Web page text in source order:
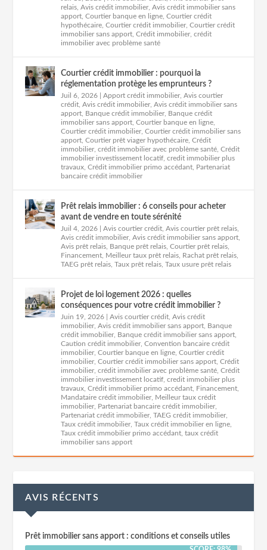
relais ,Avis crédit immobilier ,Avis crédit immobilier sans
apport ,Courtier banque en ligne ,Courtier crédit
hypothécaire ,Courtier crédit immobilier ,Courtier crédit
immobilier sans apport ,Crédit immobilier ,crédit
immobilier avec problème santé
Courtier crédit immobilier : pourquoi la
réglementation protège les emprunteurs ?
Juil 6, 2026 |Apport crédit immobilier ,Avis courtier
crédit ,Avis crédit immobilier ,Avis crédit immobilier sans
apport Banque crédit immobilier Banque crédit
immobilier sans apport ,Courtier banque en ligne
Courtier crédit immobilier ,Courtier crédit immobilier sans
apport ,Courtier prêt viager hypothécaire ,Crédit
immobilier ,crédit immobilier avec problème santé ,Crédit
immobilier investissement locatif ,credit immobilier plus
travaux ,Crédit immobilier primo accédant Partenariat
bancaire crédit immobilier
Prêt relais immobilier : 6 conseils pour acheter
avant de vendre en toute sérénité
Juil 4, 2026 |Avis courtier crédit ,Avis courtier prêt relais
Avis crédit immobilier ,Avis crédit immobilier sans apport
Avis prêt relais Banque prêt relais ,Courtier prêt relais
Financement Meilleur taux prêt relais Rachat prêt relais
TAEG prêt relais ,Taux prêt relais ,Taux usure prêt relais
Projet de loi logement 2026 : quelles
conséquences pour votre crédit immobilier ?
Juin 19, 2026 |Avis courtier crédit ,Avis crédit
immobilier ,Avis crédit immobilier sans apport Banque
crédit immobilier Banque crédit immobilier sans apport
Caution crédit immobilier ,Convention bancaire crédit
immobilier ,Courtier banque en ligne ,Courtier crédit
immobilier ,Courtier crédit immobilier sans apport ,Crédit
immobilier ,crédit immobilier avec problème santé ,Crédit
immobilier investissement locatif ,credit immobilier plus
travaux ,Crédit immobilier primo accédant Financement
Mandataire crédit immobilier Meilleur taux crédit
immobilier Partenariat bancaire crédit immobilier
Partenariat crédit immobilier ,TAEG crédit immobilier
Taux crédit immobilier ,Taux crédit immobilier en ligne
Taux crédit immobilier primo accédant ,taux crédit
immobilier sans apport
AVIS RÉCENTS
Prêt immobilier sans apport : conditions et conseils utiles